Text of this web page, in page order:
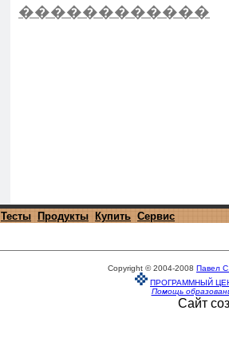
������������
Тесты Продукты Купить Сервис
Copyright © 2004-2008 Павел
ПРОГРАММНЫЙ
Помощь
Сайт